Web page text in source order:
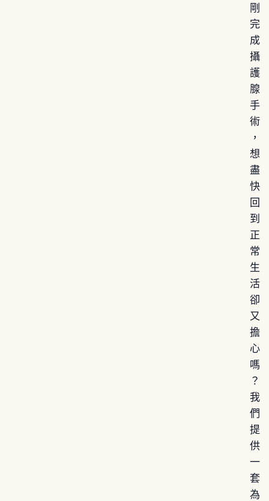
剛
完
成
攝
護
腺
手
術
，
想
盡
快
回
到
正
常
生
活
卻
又
擔
心
嗎
？
我
們
提
供
一
套
為